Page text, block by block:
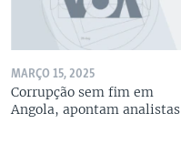
MARÇO 15, 2025
Corrupção sem fim em
Angola, apontam analistas